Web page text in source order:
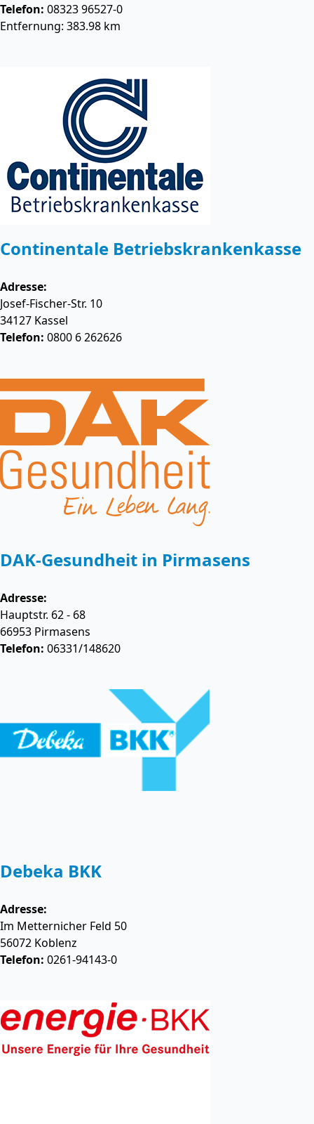
Telefon: 08323 96527-0
Entfernung: 383.98 km
Continentale Betriebskrankenkasse
Adresse:
Josef-Fischer-Str. 10
34127 Kassel
Telefon: 0800 6 262626
DAK-Gesundheit in Pirmasens
Adresse:
Hauptstr. 62 - 68
66953 Pirmasens
Telefon: 06331/148620
Debeka BKK
Adresse:
Im Metternicher Feld 50
56072 Koblenz
Telefon: 0261-94143-0